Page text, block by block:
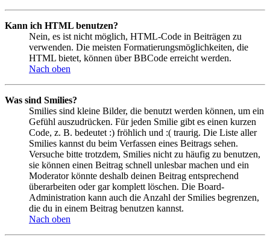
Kann ich HTML benutzen?
Nein, es ist nicht möglich, HTML-Code in Beiträgen zu
verwenden. Die meisten Formatierungsmöglichkeiten, die
HTML bietet, können über BBCode erreicht werden.
Nach oben
Was sind Smilies?
Smilies sind kleine Bilder, die benutzt werden können, um ein
Gefühl auszudrücken. Für jeden Smilie gibt es einen kurzen
Code, z. B. bedeutet :) fröhlich und :( traurig. Die Liste aller
Smilies kannst du beim Verfassen eines Beitrags sehen.
Versuche bitte trotzdem, Smilies nicht zu häufig zu benutzen,
sie können einen Beitrag schnell unlesbar machen und ein
Moderator könnte deshalb deinen Beitrag entsprechend
überarbeiten oder gar komplett löschen. Die Board-
Administration kann auch die Anzahl der Smilies begrenzen,
die du in einem Beitrag benutzen kannst.
Nach oben